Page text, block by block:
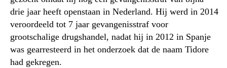
drie jaar heeft openstaan in Nederland. Hij werd in 2014
veroordeeld tot 7 jaar gevangenisstraf voor
grootschalige drugshandel, nadat hij in 2012 in Spanje
was gearresteerd in het onderzoek dat de naam Tidore
had gekregen.